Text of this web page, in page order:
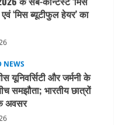
समझौता; भारतीय छात्रों
के मुख्यमंत्री से
और सांस्कृतिक
पर हुई चर्चा